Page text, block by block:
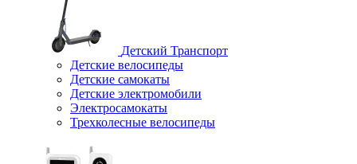
Детский Транспорт
Детские велосипеды
Детские самокаты
Детские электромобили
Электросамокаты
Трехколесные велосипеды